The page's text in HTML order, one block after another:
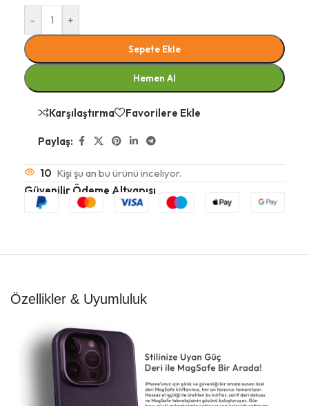
- +
Sepete Ekle
Hemen Al
Karşılaştırma Favorilere Ekle
Paylaş:
10 Kişi şu an bu ürünü inceliyor.
Güvenilir Ödeme Altyapısı
Özellikler & Uyumluluk